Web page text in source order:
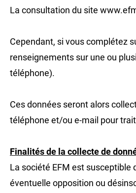
La consultation du site
Cependant, si vous complétez
renseignements sur une ou
téléphone).
Ces données seront alors
téléphone et/ou e-mail pour
Finalités de la collecte de
La société EFM est susceptible
éventuelle opposition ou